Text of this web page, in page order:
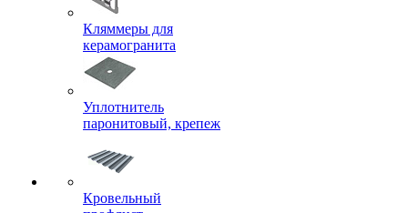
Кляммеры для
керамогранита
Уплотнитель
паронитовый, крепеж
Кровельный